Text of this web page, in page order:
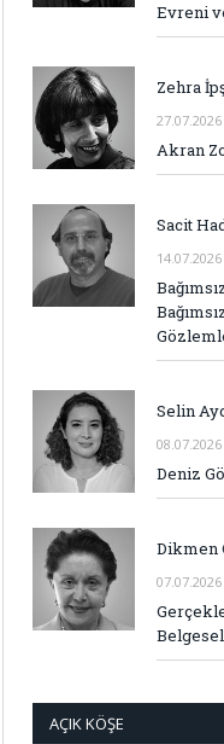
Evreni
Zehra
27.07.2026
Akran
Sacit
14.07.2026
Selin
08.07.2026
Deniz
Dikmen
07.07.2026
AÇIK KÖŞE